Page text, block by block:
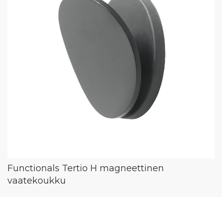
Functionals Tertio H magneettinen
vaatekoukku